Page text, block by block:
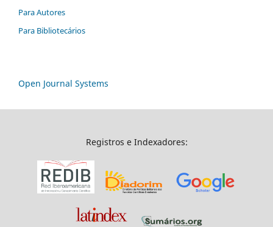
Para Autores
Para Bibliotecários
Open Journal Systems
Registros e Indexadores: